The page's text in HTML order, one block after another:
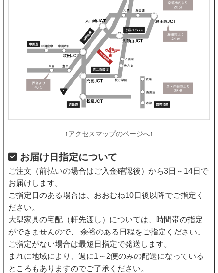
↑アクセスマップのページへ↑
お届け日指定について
ご注文（前払いの場合はご入金確認後）から3日～14日で
お届けします。
ご指定日のある場合は、おおむね10日後以降でご指定く
ださい。
大型家具の宅配（軒先渡し）については、時間帯の指定
ができませんので、 余裕のある日程をご指定ください。
ご指定がない場合は最短日指定で発送します。
まれに地域により、週に1～2便のみの配送になっている
ところもありますのでご了承ください。